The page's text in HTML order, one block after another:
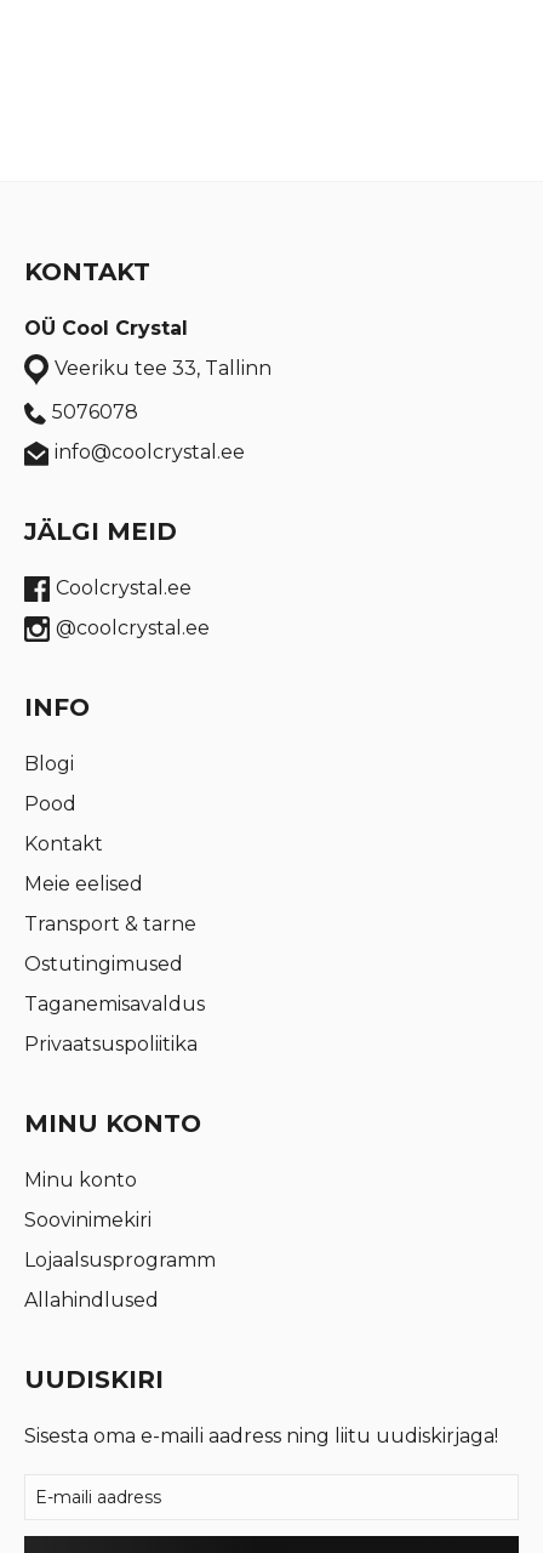
KONTAKT
OÜ Cool Crystal
Veeriku tee 33, Tallinn
5076078
info@coolcrystal.ee
JÄLGI MEID
Coolcrystal.ee
@coolcrystal.ee
INFO
Blogi
Pood
Kontakt
Meie eelised
Transport & tarne
Ostutingimused
Taganemisavaldus
Privaatsuspoliitika
MINU KONTO
Minu konto
Soovinimekiri
Lojaalsusprogramm
Allahindlused
UUDISKIRI
Sisesta oma e-maili aadress ning liitu uudiskirjaga!